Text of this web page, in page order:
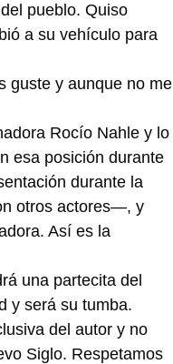
pueblo. Quiso
a su vehículo para
guste y aunque no me
Rocío Nahle y lo
esa posición durante
durante la
otros actores—, y
Así es la
una partecita del
y será su tumba.
del autor y no
Siglo. Respetamos